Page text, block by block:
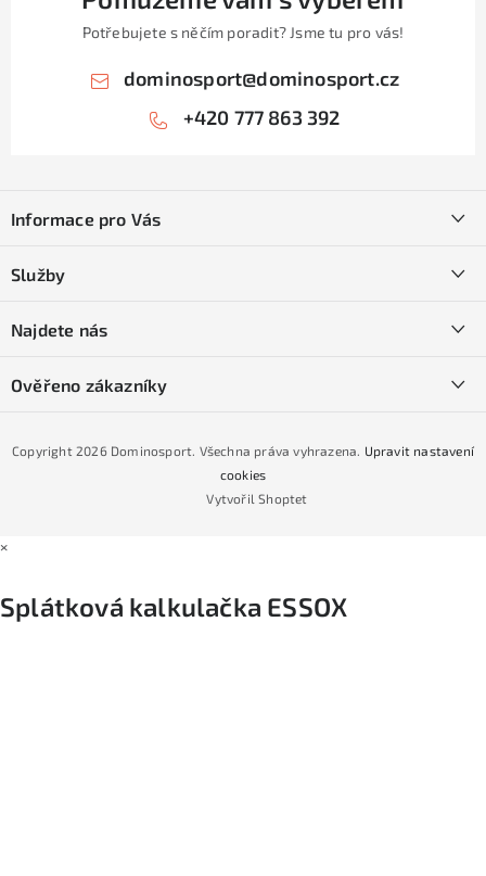
Potřebujete s něčím poradit? Jsme tu pro vás!
dominosport@dominosport.cz
+420 777 863 392
pInformace pro Vás
Obchodní podmínky
Podmínky GDPR
Podmínky nákupu na splátky ESSOX
Služby
Naše prodejna
Najdete nás
Ověřeno zákazníky
Vytvořil Shoptet
Copyright 2026 Dominosport. Všechna práva vyhrazena. Upravit nastavení
cookies
×
Splátková kalkulačka ESSOX